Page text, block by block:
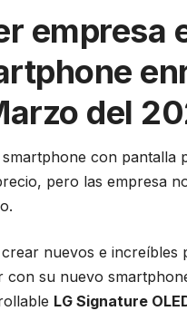
empresa
del
con pantalla
pero las empresa
nuevos e increíbles
con su nuevo
LG Signature